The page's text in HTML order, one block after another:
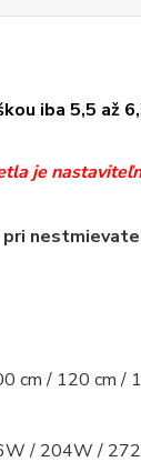
iba 5,5 až
je
cm / 120 cm /
/ 204W /